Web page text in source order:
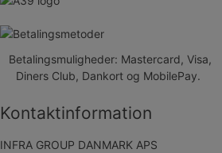
Betalingsmuligheder: Mastercard, Visa,
Diners Club, Dankort og MobilePay.
Kontaktinformation
INFRA GROUP DANMARK APS